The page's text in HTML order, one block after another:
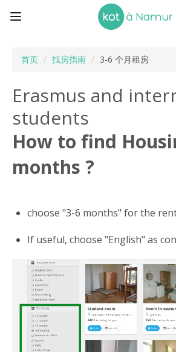
首页 / 找房指南 / 3-6 个月租房
Erasmus and
students
How to find
months ?
choose "3-6 months" for the
If useful, choose "English" as